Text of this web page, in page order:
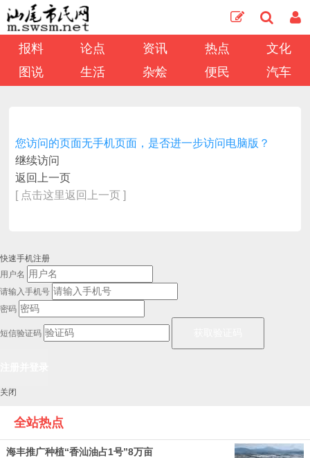
报料 论点 资讯 热点
文化
图说
生活 杂烩 便民 汽车
您访问的页面无手机页面，是否进一步访问电脑版？
继续访问
返回上一页
[ 点击这里返回上一页 ]
快速手机注册
用户名
请输入手机号
密码
短信验证码
关闭
全站热点
海丰推广种植“香汕油占1号”8万亩